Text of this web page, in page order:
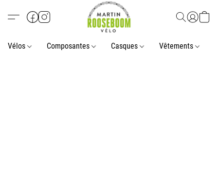
Vélos Composantes Casques Vêtements